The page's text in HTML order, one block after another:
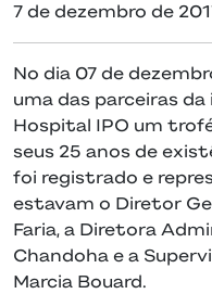
7 de dezembro de
No dia 07 de
uma das parceiras
Hospital IPO um
seus 25 anos de
foi registrado e
estavam o Diretor
Faria, a Diretora
Chandoha e a
Marcia Bouard.